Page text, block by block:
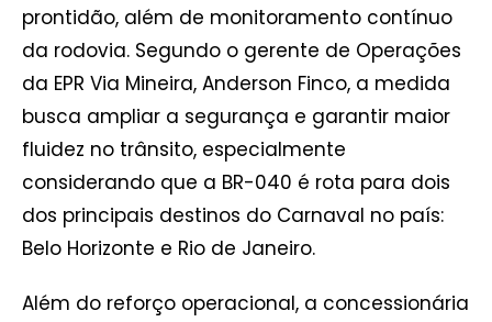
prontidão, além de monitoramento contínuo
da rodovia. Segundo o gerente de Operações
da EPR Via Mineira, Anderson Finco, a medida
busca ampliar a segurança e garantir maior
fluidez no trânsito, especialmente
considerando que a BR-040 é rota para dois
dos principais destinos do Carnaval no país:
Belo Horizonte e Rio de Janeiro.
Além do reforço operacional, a concessionária